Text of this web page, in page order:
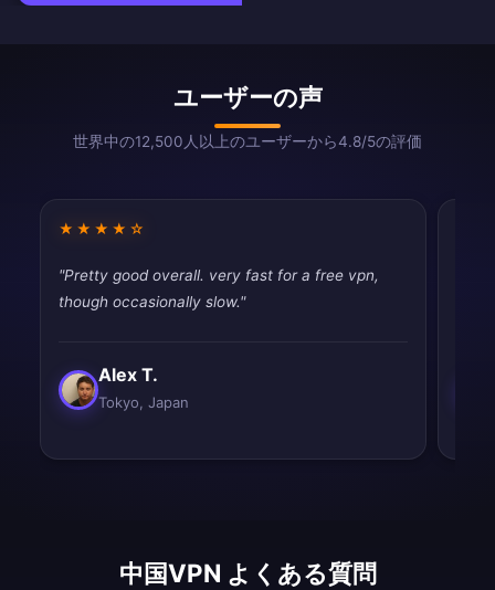
ユーザーの声
世界中の12,500人以上のユーザーから4.8/5の評価
★★★★☆
"Pretty good overall. very fast for a free vpn,
though occasionally slow."
Alex T.
Tokyo, Japan
中国VPN よくある質問